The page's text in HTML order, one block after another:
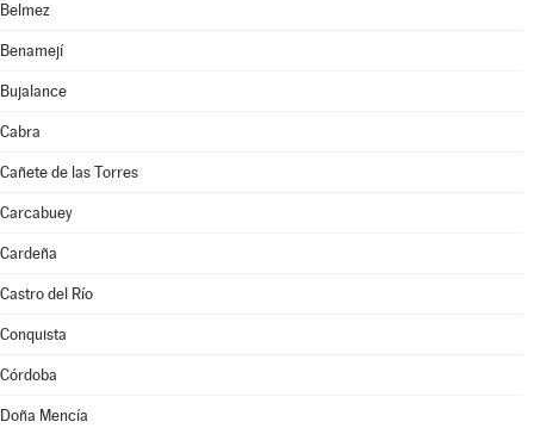
Belmez
Benamejí
Bujalance
Cabra
Cañete de las Torres
Carcabuey
Cardeña
Castro del Río
Conquista
Córdoba
Doña Mencía